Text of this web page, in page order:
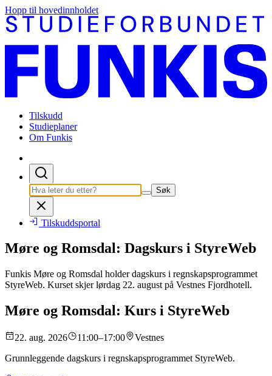
Hopp til hovedinnholdet
Tilskudd
Studieplaner
Om Funkis
Søk
Tilskuddsportal
Møre og Romsdal: Dagskurs i StyreWeb
Funkis Møre og Romsdal holder dagskurs i regnskapsprogrammet
StyreWeb. Kurset skjer lørdag 22. august på Vestnes Fjordhotell.
Møre og Romsdal: Kurs i StyreWeb
22. aug. 2026 11:00–17:00
Vestnes
Grunnleggende dagskurs i regnskapsprogrammet StyreWeb.